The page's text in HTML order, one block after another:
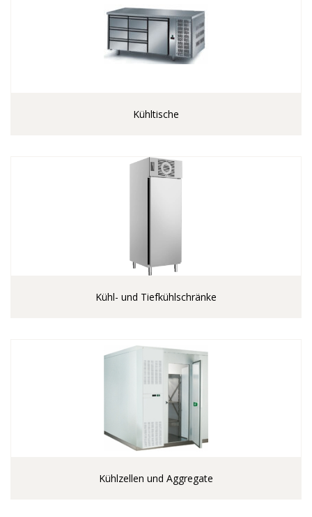
Kühltische
Kühl- und Tiefkühlschränke
Kühlzellen und Aggregate